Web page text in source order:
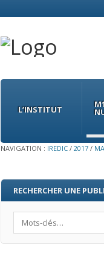
Menu
Skip
contentL’INSTITUT
NAVIGATION : IREDIC / 2017 /
RECHERCHER UNE